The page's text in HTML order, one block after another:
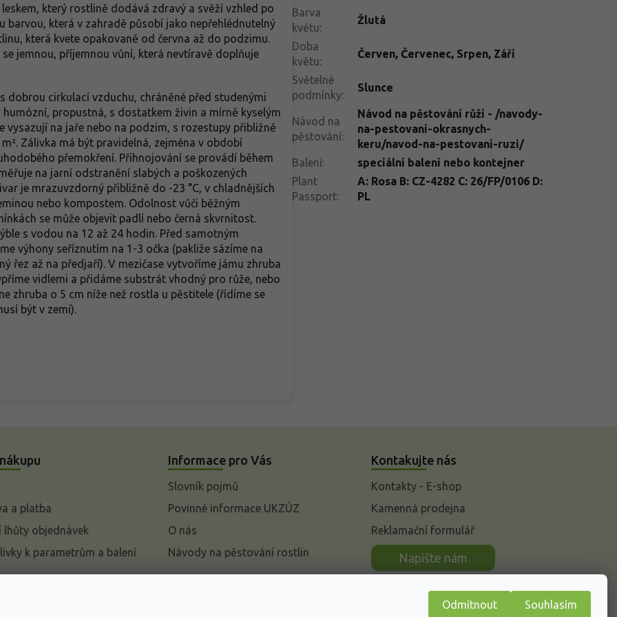
Odmítnout Souhlasím
který rostlině dodává zdravý a svěží vzhled po
barvou, která v zahradě působí jako nepřehlédnutelný
která kvete opakovaně od června až do podzimu.
jemnou, příjemnou vůní, která nevtíravě doplňuje
dobrou cirkulací vzduchu, chráněné před studenými
propustná, s dostatkem živin a mírně kyselým
vysazují na jaře nebo na podzim, s rozestupy přibližně
Zálivka má být pravidelná, zejména v období
přemokření. Přihnojování se provádí během
na jarní odstranění slabých a poškozených
je mrazuvzdorný přibližně do -23 °C, v chladnějších
nebo kompostem. Odolnost vůči běžným
se může objevit padlí nebo černá skvrnitost.
s vodou na 12 až 24 hodin. Před samotným
výhony seříznutím na 1-3 očka (pakliže sázíme na
řez až na předjaří). V mezičase vytvoříme jámu zhruba
vidlemi a přidáme substrát vhodný pro růže, nebo
zhruba o 5 cm níže než rostla u pěstitele (řídíme se
být v zemi).
Barva
květu:
Žlutá
Doba
květu:
Červen, Červenec, Srpen, Září
Světelné
podmínky:
Slunce
Návod na
pěstování:
Návod na pěstování růží - /navody-
na-pestovani-okrasnych-
keru/navod-na-pestovani-ruzi/
Balení:
speciální balení nebo kontejner
Plant
Passport:
A: Rosa B: CZ-4282 C: 26/FP/0106 D:
PL
a platba
lhůty objednávek
k parametrům a balení
Informace pro Vás
Slovník pojmů
Povinné informace UKZÚZ
O nás
Návody na pěstování rostlin
Kontakujte nás
Kontakty - E-shop
Kamenná prodejna
Reklamační formulář
Napište nám